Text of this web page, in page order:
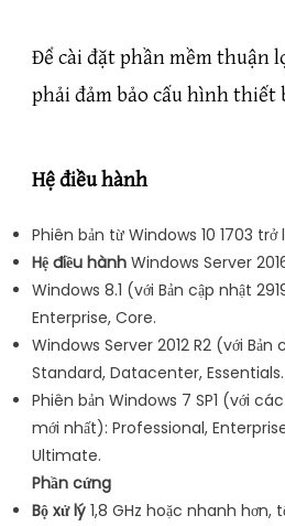
Để cài đặt phần mềm thuận
phải đảm bảo cấu hình thiết
Hệ điều hành
Phiên bản từ Windows 10 1703 trở
Hệ điều hànhWindows Server
Windows 8.1 (với Bản cập nhật
Enterprise, Core.
Windows Server 2012 R2 (với Bản
Standard, Datacenter, Essentials.
Phiên bản Windows 7 SP1 (với
mới nhất): Professional,
Ultimate.
Phần cứng
Bộ xử lý1,8 GHz hoặc nhanh hơn,